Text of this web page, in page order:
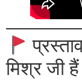
मिश्र जी